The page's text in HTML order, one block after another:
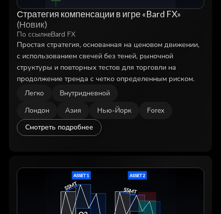
Стратегия компенсации в игре «Bard FX»
(Новик)
По ссылкеBard FX
Простая стратегия, основанная на ценовом движении,
с использованием свечей без теней, рыночной
структуры и повторных тестов для торговли на
продолжение тренда с четко определенным риском.
Легко
Внутридневной
Лондон
Азия Нью-Йорк
Forex
Смотреть подробнее